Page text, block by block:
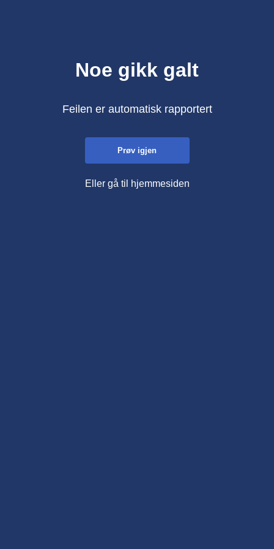
Noe gikk galt
Feilen er automatisk rapportert
Prøv igjen
Eller gå til hjemmesiden